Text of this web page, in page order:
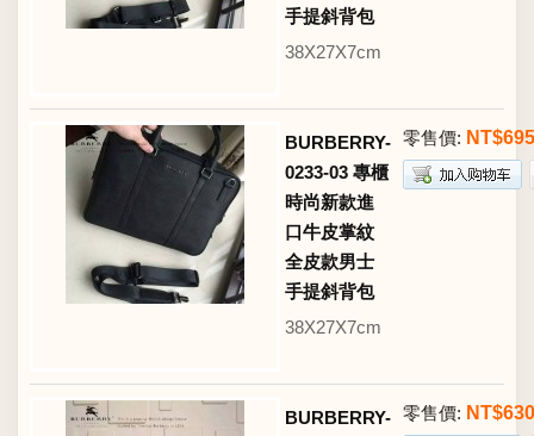
手提斜背包
38X27X7cm
BURBERRY-
0233-03 專櫃
時尚新款進
口牛皮掌紋
全皮款男士
手提斜背包
38X27X7cm
零售價:
BURBERRY- 零售價: